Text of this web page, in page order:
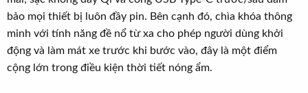
bảo mọi thiết bị luôn đầy pin. Bên cạnh đó, chìa khóa thông
minh với tính năng đề nổ từ xa cho phép người dùng khởi
động và làm mát xe trước khi bước vào, đây là một điểm
cộng lớn trong điều kiện thời tiết nóng ẩm.